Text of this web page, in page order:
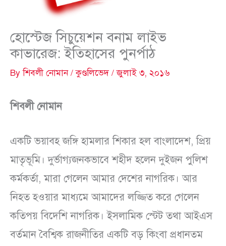
হোস্টেজ সিচুয়েশন বনাম লাইভ
কাভারেজ: ইতিহাসের পুনর্পাঠ
Byশিবলী নোমান/কুণ্ডলিভেদ/জুলাই ৩, ২০১৬
শিবলী নোমান
একটি ভয়াবহ জঙ্গি হামলার শিকার হল বাংলাদেশ, প্রিয়
মাতৃভূমি। দুর্ভাগ্যজনকভাবে শহীদ হলেন দুইজন পুলিশ
কর্মকর্তা, মারা গেলেন আমার দেশের নাগরিক। আর
নিহত হওয়ার মাধ্যমে আমাদের লজ্জিত করে গেলেন
কতিপয় বিদেশি নাগরিক। ইসলামিক স্টেট তথা আইএস
বর্তমান বৈশ্বিক রাজনীতির একটি বড় কিংবা প্রধানতম